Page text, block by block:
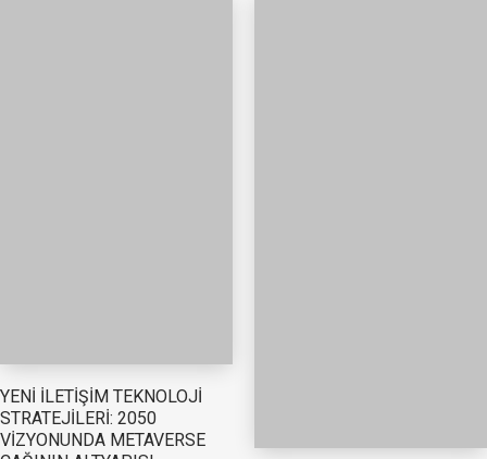
YENİ İLETİŞİM TEKNOLOJİ
STRATEJİLERİ: 2050
VİZYONUNDA METAVERSE